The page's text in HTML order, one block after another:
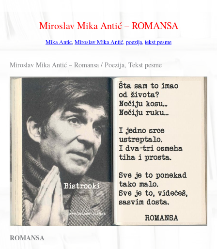
Miroslav Mika Antić – ROMANSA
Mika Antic, Miroslav Mika Antić, poezija, tekst pesme
Miroslav Mika Antić – Romansa / Poezija, Tekst pesme
ROMANSA